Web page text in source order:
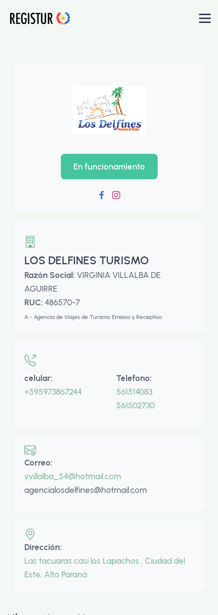
En funcionamiento
LOS DELFINES TURISMO
Razón Social: VIRGINIA VILLALBA DE
AGUIRRE
RUC: 486570-7
A - Agencia de Viajes de Turismo Emisivo y Receptivo
celular:
+595973867244
Telefono:
561514083
561502730
Correo:
vvillalba_54@hotmail.com
agencialosdelfines@hotmail.com
Dirección:
Las tacuaras casi los Lapachos , Ciudad del
Este, Alto Paraná